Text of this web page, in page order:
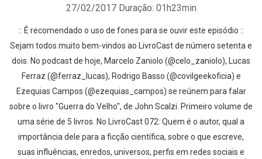
27/02/2017 Duração: 01h23min
:: É recomendado o uso de fones para se ouvir este episódio ::
Sejam todos muito bem-vindos ao LivroCast de número setenta e
dois. No podcast de hoje, Marcelo Zaniolo (@celo_zaniolo), Lucas
Ferraz (@ferraz_lucas), Rodrigo Basso (@covilgeekoficia) e
Ezequias Campos (@ezequias_campos) se reúnem para falar
sobre o livro "Guerra do Velho", de John Scalzi. Primeiro volume de
uma série de 5 livros. No LivroCast 072: Quem é o autor, qual a
importância dele para a ficção científica, sobre o que escreve,
suas influências, enredos, universos, perfis em redes sociais e
Whatsapp Facebook Twitter E-mail